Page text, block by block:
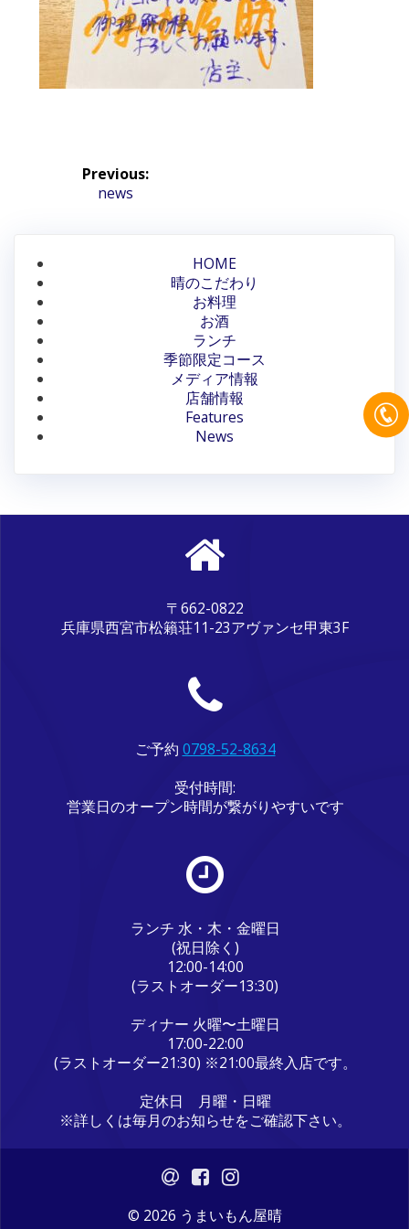
ビ
ゲ
ー
シ
ョ
ン
Previous:
Previous
news
HOME
晴のこだわり
お料理
お酒
ランチ
季節限定コース
メディア情報
店舗情報
Features
News
〒662-0822
兵庫県西宮市松籟荘11-23アヴァンセ甲東3F
ご予約 0798-52-8634
受付時間:
営業日のオープン時間が繋がりやすいです
ランチ 水・木・金曜日
(祝日除く)
12:00-14:00
(ラストオーダー13:30)
ディナー 火曜〜土曜日
17:00-22:00
(ラストオーダー21:30) ※21:00最終入店です。
定休日 月曜・日曜
※詳しくは毎月のお知らせをご確認下さい。
© 2026 うまいもん屋晴